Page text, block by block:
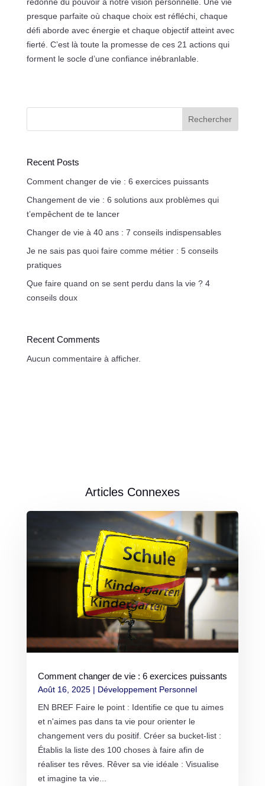
redonne du pouvoir à notre vision personnelle. Une vie
presque parfaite où chaque choix est réfléchi, chaque
défi aborde avec énergie et chaque objectif atteint avec
fierté. C’est là toute la promesse de ces 21 actions qui
forment le socle d’une confiance inébranlable.
Rechercher
Recent Posts
Comment changer de vie : 6 exercices puissants
Changement de vie : 6 solutions aux problèmes qui
t’empêchent de te lancer
Changer de vie à 40 ans : 7 conseils indispensables
Je ne sais pas quoi faire comme métier : 5 conseils
pratiques
Que faire quand on se sent perdu dans la vie ? 4
conseils doux
Recent Comments
Aucun commentaire à afficher.
Articles Connexes
Comment changer de vie : 6 exercices puissants
Août 16, 2025| Développement Personnel
EN BREF Faire le point : Identifie ce que tu aimes
et n'aimes pas dans ta vie pour orienter le
changement vers du positif. Créer sa bucket-list :
Établis la liste des 100 choses à faire afin de
réaliser tes rêves. Rêver sa vie idéale : Visualise
et imagine ta vie...